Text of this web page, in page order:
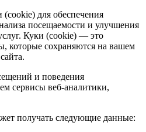
для обеспечения
посещаемости и улучшения
Куки (cookie) — это
которые сохраняются на вашем
и поведения
сервисы веб-аналитики,
получать следующие данные: